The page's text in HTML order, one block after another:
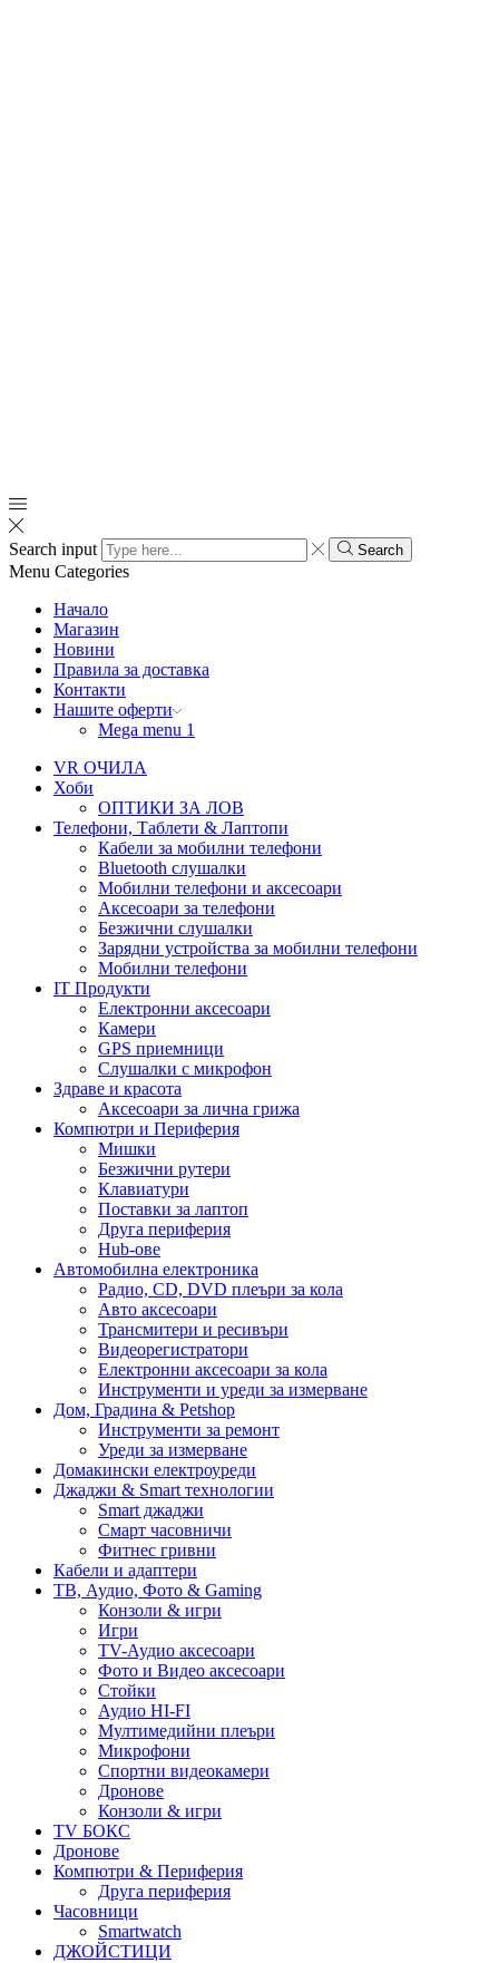
Search input Search
Menu Categories
Начало
Магазин
Новини
Правила за доставка
Контакти
Нашите оферти
Mega menu 1
VR ОЧИЛА
Хоби
ОПТИКИ ЗА ЛОВ
Телефони, Таблети & Лаптопи
Кабели за мобилни телефони
Bluetooth слушалки
Мобилни телефони и аксесоари
Аксесоари за телефони
Безжични слушалки
Зарядни устройства за мобилни телефони
Мобилни телефони
IT Продукти
Електронни аксесоари
Камери
GPS приемници
Слушалки с микрофон
Здраве и красота
Аксесоари за лична грижа
Компютри и Периферия
Мишки
Безжични рутери
Клавиатури
Поставки за лаптоп
Друга периферия
Hub-ове
Автомобилна електроника
Радио, CD, DVD плеъри за кола
Авто аксесоари
Трансмитери и ресивъри
Видеорегистратори
Електронни аксесоари за кола
Инструменти и уреди за измерване
Дом, Градина & Petshop
Инструменти за ремонт
Уреди за измерване
Домакински електроуреди
Джаджи & Smart технологии
Smart джаджи
Смарт часовничи
Фитнес гривни
Кабели и адаптери
ТВ, Аудио, Фото & Gaming
Конзоли & игри
Игри
TV-Аудио аксесоари
Фото и Видео аксесоари
Стойки
Аудио HI-FI
Мултимедийни плеъри
Микрофони
Спортни видеокамери
Дронове
Конзоли & игри
TV БОКС
Дронове
Компютри & Периферия
Друга периферия
Часовници
Smartwatch
ДЖОЙСТИЦИ